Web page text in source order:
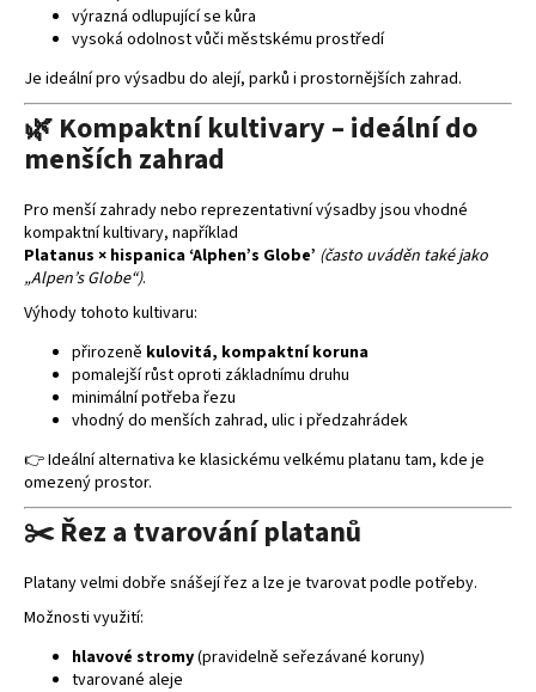
u
výrazná odlupující se kůra
vysoká odolnost vůči městskému prostředí
Je ideální pro výsadbu do alejí, parků i prostornějších zahrad.
🌿 Kompaktní kultivary – ideální do
menších zahrad
Pro menší zahrady nebo reprezentativní výsadby jsou vhodné
kompaktní kultivary, například
Platanus × hispanica ‘Alphen’s Globe’ (často uváděn také jako
„Alpen’s Globe“).
Výhody tohoto kultivaru:
přirozeně kulovitá, kompaktní koruna
pomalejší růst oproti základnímu druhu
minimální potřeba řezu
vhodný do menších zahrad, ulic i předzahrádek
👉 Ideální alternativa ke klasickému velkému platanu tam, kde je
omezený prostor.
✂️ Řez a tvarování platanů
Platany velmi dobře snášejí řez a lze je tvarovat podle potřeby.
Možnosti využití:
hlavové stromy(pravidelně seřezávané koruny)
tvarované aleje